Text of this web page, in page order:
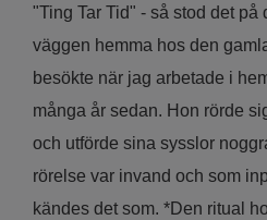
"Ting Tar Tid" - så stod det
väggen hemma hos den
besökte när jag arbetade i
många år sedan. Hon rörde
och utförde sina sysslor
rörelse var invand och som
kändes det som. *Den ritual